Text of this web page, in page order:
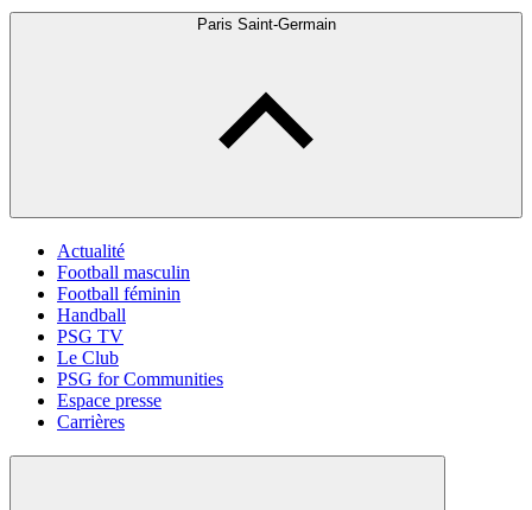
Paris Saint-Germain
Actualité
Football masculin
Football féminin
Handball
PSG TV
Le Club
PSG for Communities
Espace presse
Carrières